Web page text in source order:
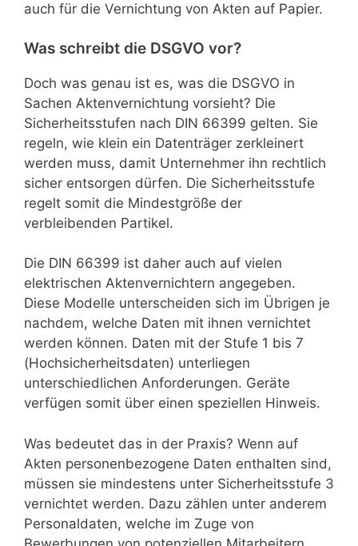
auch für die Vernichtung von Akten auf Papier.
Was schreibt die DSGVO vor?
Doch was genau ist es, was die DSGVO in
Sachen Aktenvernichtung vorsieht? Die
Sicherheitsstufen nach DIN 66399 gelten. Sie
regeln, wie klein ein Datenträger zerkleinert
werden muss, damit Unternehmer ihn rechtlich
sicher entsorgen dürfen. Die Sicherheitsstufe
regelt somit die Mindestgröße der
verbleibenden Partikel.
Die DIN 66399 ist daher auch auf vielen
elektrischen Aktenvernichtern angegeben.
Diese Modelle unterscheiden sich im Übrigen je
nachdem, welche Daten mit ihnen vernichtet
werden können. Daten mit der Stufe 1 bis 7
(Hochsicherheitsdaten) unterliegen
unterschiedlichen Anforderungen. Geräte
verfügen somit über einen speziellen Hinweis.
Was bedeutet das in der Praxis? Wenn auf
Akten personenbezogene Daten enthalten sind,
müssen sie mindestens unter Sicherheitsstufe 3
vernichtet werden. Dazu zählen unter anderem
Personaldaten, welche im Zuge von